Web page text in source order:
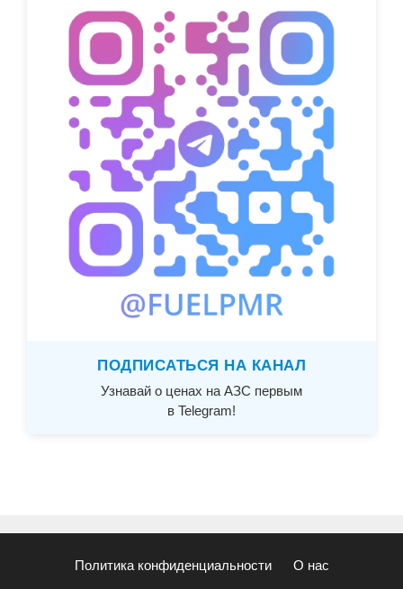
ПОДПИСАТЬСЯ НА КАНАЛ
Узнавай о ценах на АЗС первым
в Telegram!
Политика конфиденциальности О нас